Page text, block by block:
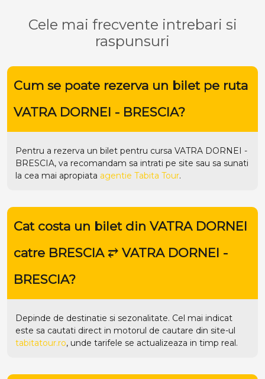
Cele mai frecvente intrebari si
raspunsuri
Cum se poate rezerva un bilet pe ruta
VATRA DORNEI - BRESCIA?
Pentru a rezerva un bilet pentru cursa VATRA DORNEI -
BRESCIA, va recomandam sa intrati pe site sau sa sunati
la cea mai apropiata agentie Tabita Tour.
Cat costa un bilet din VATRA DORNEI
catre BRESCIA ⥂ VATRA DORNEI -
BRESCIA?
Depinde de destinatie si sezonalitate. Cel mai indicat
este sa cautati direct in motorul de cautare din site-ul
tabitatour.ro, unde tarifele se actualizeaza in timp real.